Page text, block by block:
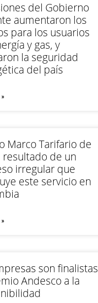
del Gobierno
aumentaron los
para los usuarios
y gas, y
la seguridad
del país
Marco Tarifario de
resultado de un
irregular que
este servicio en
son finalistas
Andesco a la